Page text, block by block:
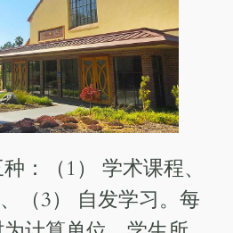
：（1） 学术课程、
（3） 自发学习。每